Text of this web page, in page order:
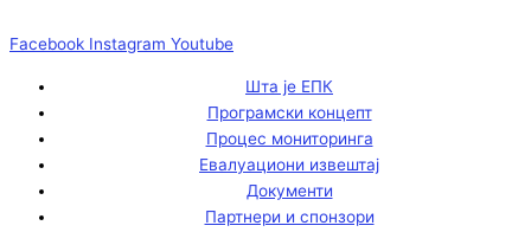
Facebook Instagram Youtube
Шта је ЕПК
Програмски концепт
Процес мониторинга
Евалуациони извештај
Документи
Партнери и спонзори